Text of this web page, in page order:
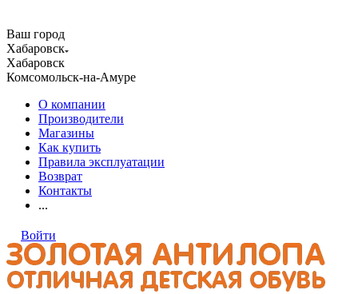
Ваш город
Хабаровск
Хабаровск
Комсомольск-на-Амуре
О компании
Производители
Магазины
Как купить
Правила эксплуатации
Возврат
Контакты
...
Войти